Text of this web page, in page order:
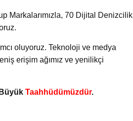
Markalarımızla, 70 Dijital Denizcilik
oluyoruz. Teknoloji ve medya
erişim ağımız ve yenilikçi
Taahhüdümüzdür.